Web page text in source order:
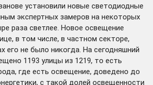
установили новые светодиодные
экспертных замеров на некоторых
раза светлее. Новое освещение
в том числе, в частном секторе,
его не было никогда. На сегодняшний
1193 улицы из 1219, то есть
где есть освещение, доведено до
с такой долей освещенности